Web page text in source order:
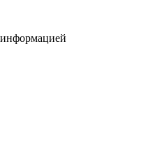
информацией